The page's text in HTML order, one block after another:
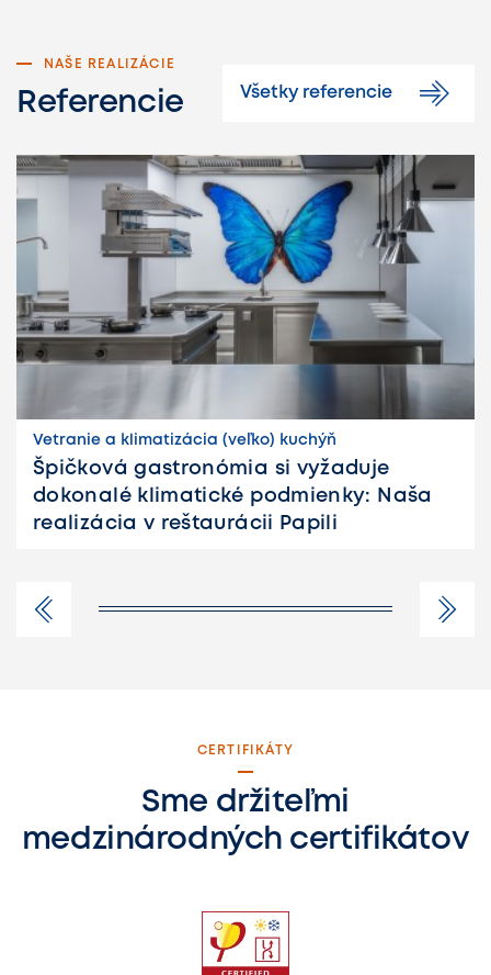
NAŠE REALIZÁCIE
Referencie Všetky referencie
Vetranie a klimatizácia (veľko) kuchýň
Špičková gastronómia si vyžaduje
dokonalé klimatické podmienky: Naša
realizácia v reštaurácii Papili
CERTIFIKÁTY
Sme držiteľmi
medzinárodných certifikátov